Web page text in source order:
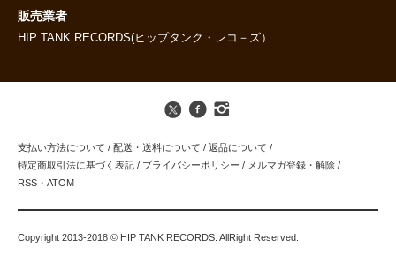
販売業者
HIP TANK RECORDS(ヒップタンク・レコ－ズ）
支払い方法について / 配送・送料について / 返品について /
特定商取引法に基づく表記 / プライバシーポリシー / メルマガ登録・解除 /
RSS ・ ATOM
Copyright 2013-2018 © HIP TANK RECORDS. AllRight Reserved.